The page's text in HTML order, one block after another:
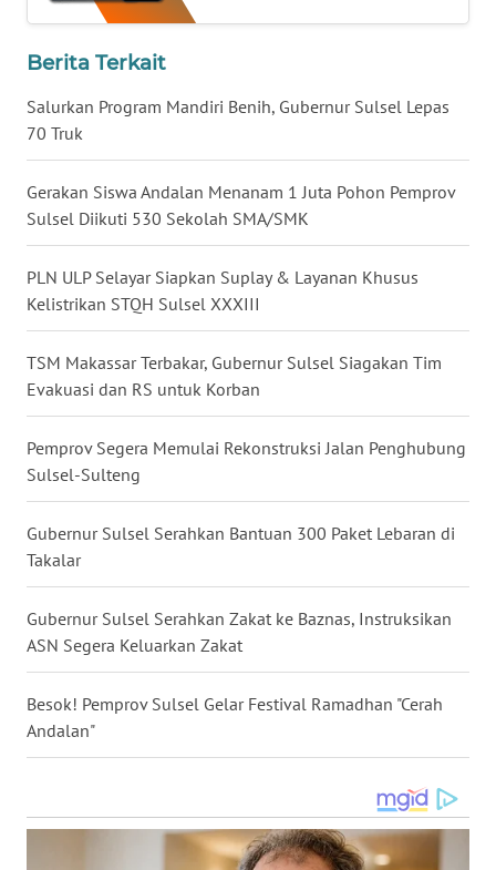
Berita Terkait
Salurkan Program Mandiri Benih, Gubernur Sulsel Lepas
70 Truk
Gerakan Siswa Andalan Menanam 1 Juta Pohon Pemprov
Sulsel Diikuti 530 Sekolah SMA/SMK
PLN ULP Selayar Siapkan Suplay & Layanan Khusus
Kelistrikan STQH Sulsel XXXIII
TSM Makassar Terbakar, Gubernur Sulsel Siagakan Tim
Evakuasi dan RS untuk Korban
Pemprov Segera Memulai Rekonstruksi Jalan Penghubung
Sulsel-Sulteng
Gubernur Sulsel Serahkan Bantuan 300 Paket Lebaran di
Takalar
Gubernur Sulsel Serahkan Zakat ke Baznas, Instruksikan
ASN Segera Keluarkan Zakat
Besok! Pemprov Sulsel Gelar Festival Ramadhan "Cerah
Andalan"
WN
NUSANTARA
WN
JOGJA
WN
WN
KALBAR
WN
KALTENG
WN
KALTARA
WN
KALSEL
WN
KALTIM